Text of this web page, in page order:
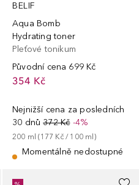
BELIF
Aqua Bomb
Hydrating toner
Pleťové tonikum
Původní cena 699 Kč
354 Kč
Nejnižší cena za posledních
30 dnů 372 Kč-4%
200 ml (177 Kč / 100 ml )
Momentálně nedostupné